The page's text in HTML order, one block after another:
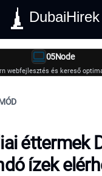
DubaiHirek
05Node
webfejlesztés és kereső
éttermek
ízek